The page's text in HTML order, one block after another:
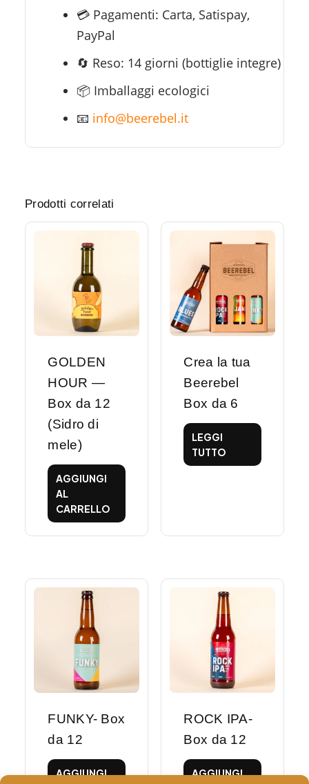
💳 Pagamenti: Carta, Satispay,
PayPal
🔄 Reso: 14 giorni (bottiglie integre)
📦 Imballaggi ecologici
📧 info@beerebel.it
Prodotti correlati
GOLDEN
HOUR —
Box da 12
(Sidro di
mele)
AGGIUNGI
AL
CARRELLO
Crea la tua
Beerebel
Box da 6
LEGGI
TUTTO
FUNKY- Box
da 12
AGGIUNGI
ROCK IPA-
Box da 12
AGGIUNGI